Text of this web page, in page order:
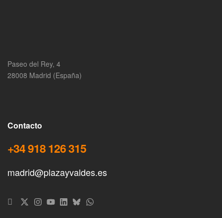
Paseo del Rey, 4
28008 Madrid (España)
Contacto
+34 918 126 315
madrid@plazayvaldes.es